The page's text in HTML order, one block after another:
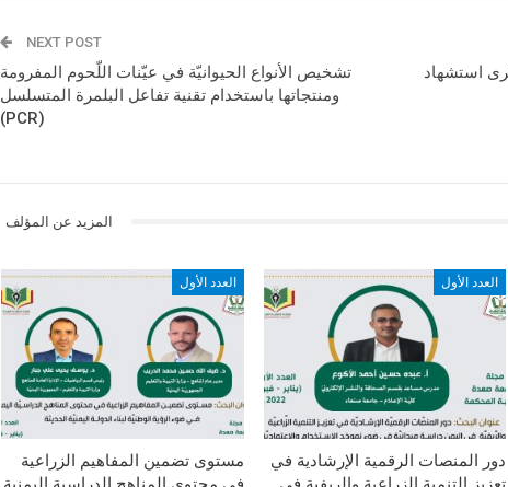
استشهاد
NEXT POST
تشخيص الأنواع الحيوانيّة في عيّنات اللّحوم المفرومة
ومنتجاتها باستخدام تقنية تفاعل البلمرة المتسلسل
(PCR)
المزيد عن المؤلف
العدد الأول
دور المنصات الرقمية الإرشادية في
العدد الأول
مستوى تضمين المفاهيم الزراعية